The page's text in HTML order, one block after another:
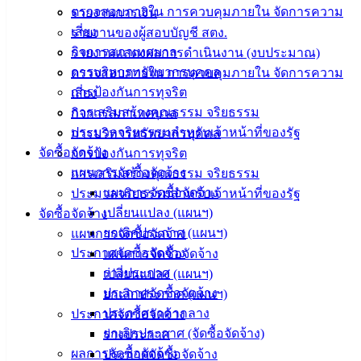
ตรวจสอบภายใน การควบคุมภายใน จัดการความ
เสี่ยง
กิจการสภาเทศบาล
การบริหารทรัพยากรบุคคล
การป้องกันการทุจริต
การเสริมสร้างคุณธรรม จริยธรรม
ประมวลจริยธรรมสำหรับเจ้าหน้าที่ของรัฐ
จัดซื้อจัดจ้าง
แผนการจัดซื้อจัดจ้าง
แผนการจัดซื้อจัดจ้าง
เปลี่ยนแปลง (แผนฯ)
ยกเลิกประกาศ (แผนฯ)
ประกาศจัดซื้อจัดจ้าง
ร่างประกาศ
ประกาศจัดซื้อจัดจ้าง
ประกาศราคากลาง
ยกเลิกประกาศ (จัดซื้อจัดจ้าง)
ผลการจัดซื้อจัดจ้าง
รายงานการเงิน
รายงานของผู้สอบบัญชี สตง.
รายงานแสดงผลการดำเนินงาน (งบประมาณ)
ตรวจสอบภายใน การควบคุมภายใน จัดการความ
เสี่ยง
กิจการสภาเทศบาล
การบริหารทรัพยากรบุคคล
การป้องกันการทุจริต
การเสริมสร้างคุณธรรม จริยธรรม
ประมวลจริยธรรมสำหรับเจ้าหน้าที่ของรัฐ
จัดซื้อจัดจ้าง
แผนการจัดซื้อจัดจ้าง
แผนการจัดซื้อจัดจ้าง
เปลี่ยนแปลง (แผนฯ)
ยกเลิกประกาศ (แผนฯ)
ประกาศจัดซื้อจัดจ้าง
ร่างประกาศ
ประกาศจัดซื้อจัดจ้าง
Management)
เทศบาล
สายตรง
นายก
ประวัติ
เทศบาล
ผู้บริหาร
และ
หัวหน้า
สภา